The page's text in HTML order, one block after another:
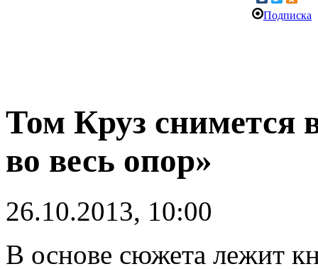
Подписка
Том Круз снимется
во весь опор»
26.10.2013, 10:00
В основе сюжета лежит